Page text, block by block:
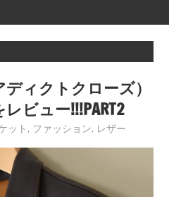
ん
ま
も
ん
商
会
ディクトクローズ）
ビュー!!!PART2
ット , ファッション, レザー